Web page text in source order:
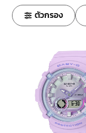
ตัวกรอง